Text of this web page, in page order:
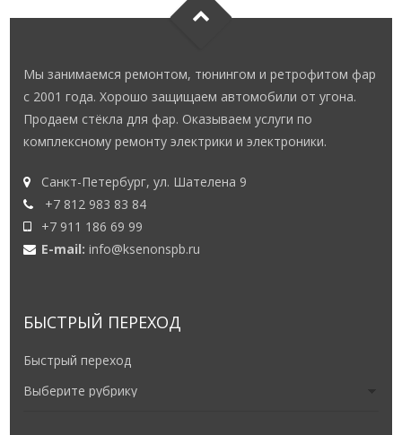
Мы занимаемся ремонтом, тюнингом и ретрофитом фар
с 2001 года. Хорошо защищаем автомобили от угона.
Продаем стёкла для фар. Оказываем услуги по
комплексному ремонту электрики и электроники.
Санкт-Петербург, ул. Шателена 9
+7 812 983 83 84
+7 911 186 69 99
E-mail:info@ksenonspb.ru
БЫСТРЫЙ ПЕРЕХОД
Быстрый переход